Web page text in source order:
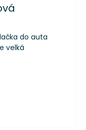
z 5 hvězdiček.
do auta
velká
z 5 hvězdiček.